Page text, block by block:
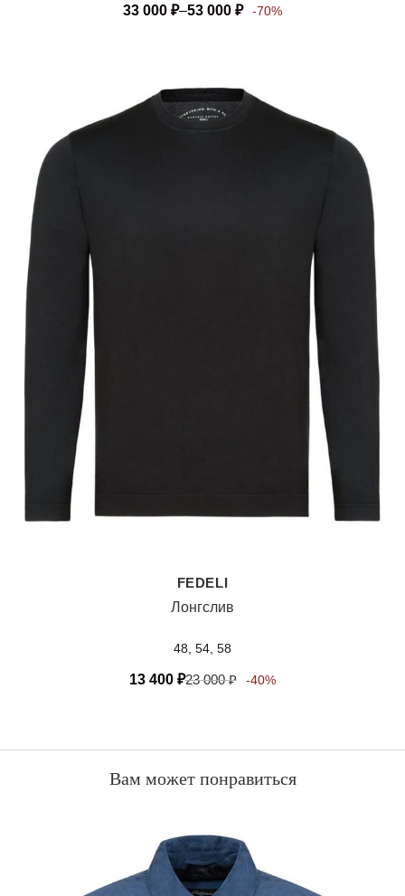
33 000 ₽–53 000 ₽ -70%
FEDELI
Лонгслив
48, 54, 58
13 400 ₽23 000₽ -40%
Вам может понравиться